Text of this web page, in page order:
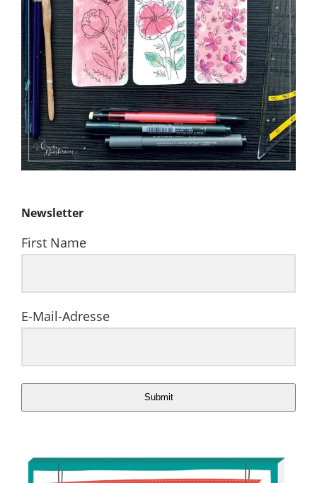
Newsletter
First Name
E-Mail-Adresse
Submit